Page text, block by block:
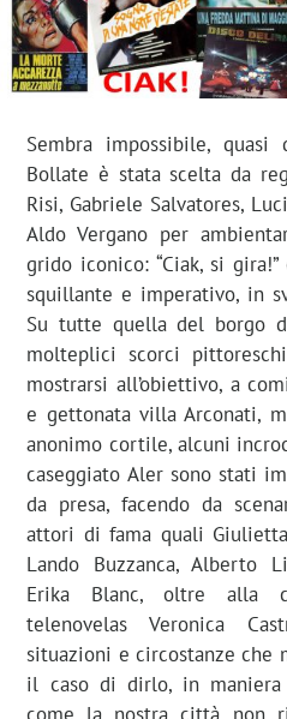
Sembra impossibile,
Bollate è stata scelta da
Risi, Gabriele Salvatores,
Aldo Vergano per
grido iconico: “Ciak, si
squillante e imperativo, in
Su tutte quella del borgo
molteplici scorci
mostrarsi all’obiettivo, a
e gettonata villa Arconati,
anonimo cortile, alcuni
caseggiato Aler sono stati
da presa, facendo da
attori di fama quali
Lando Buzzanca, Alberto
Erika Blanc, oltre alla
telenovelas Veronica
situazioni e circostanze che
il caso di dirlo, in maniera